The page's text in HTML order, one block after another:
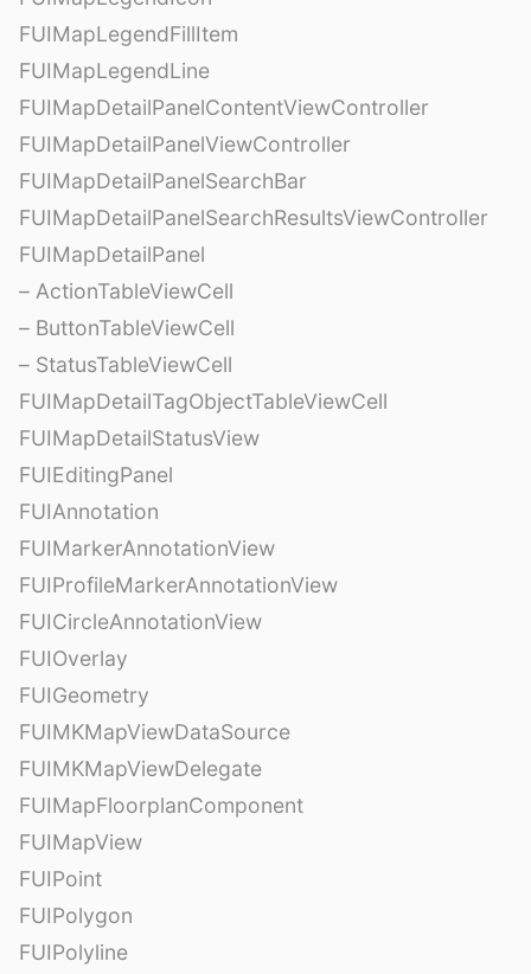
FUIMapLegendFillItem
FUIMapLegendLine
FUIMapDetailPanelContentViewController
FUIMapDetailPanelViewController
FUIMapDetailPanelSearchBar
FUIMapDetailPanelSearchResultsViewController
FUIMapDetailPanel
– ActionTableViewCell
– ButtonTableViewCell
– StatusTableViewCell
FUIMapDetailTagObjectTableViewCell
FUIMapDetailStatusView
FUIEditingPanel
FUIAnnotation
FUIMarkerAnnotationView
FUIProfileMarkerAnnotationView
FUICircleAnnotationView
FUIOverlay
FUIGeometry
FUIMKMapViewDataSource
FUIMKMapViewDelegate
FUIMapFloorplanComponent
FUIMapView
FUIPoint
FUIPolygon
FUIPolyline